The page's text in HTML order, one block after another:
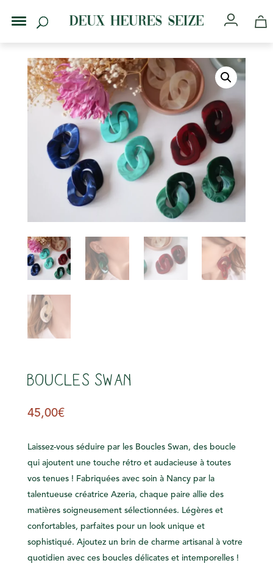
Boucles Swan
45,00€
Laissez-vous séduire par les Boucles Swan, des boucle
qui ajoutent une touche rétro et audacieuse à toutes
vos tenues ! Fabriquées avec soin à Nancy par la
talentueuse créatrice Azeria, chaque paire allie des
matières soigneusement sélectionnées. Légères et
confortables, parfaites pour un look unique et
sophistiqué. Ajoutez un brin de charme artisanal à votre
quotidien avec ces boucles délicates et intemporelles !